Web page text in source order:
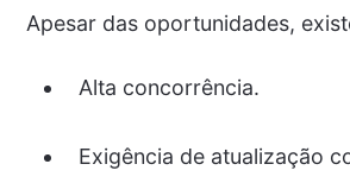
Apesar das oportunidades,
Alta concorrência.
Exigência de atualização